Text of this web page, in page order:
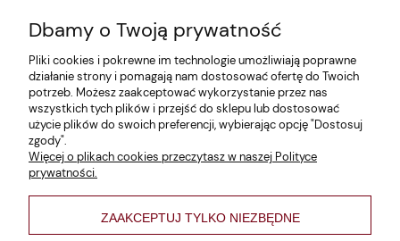
Zwroty i reklamacje
Dane firmy
Jak szukać?
Polityka prywatności
Regulamin
Poltyka cookies
varsaviana
Dbamy o Twoją prywatność
Pliki cookies i pokrewne im technologie umożliwiają poprawne
działanie strony i pomagają nam dostosować ofertę do Twoich
potrzeb. Możesz zaakceptować wykorzystanie przez nas
wszystkich tych plików i przejść do sklepu lub dostosować
użycie plików do swoich preferencji, wybierając opcję "Dostosuj
zgody".
Więcej o plikach cookies przeczytasz w naszej Polityce
prywatności.
ZAAKCEPTUJ TYLKO NIEZBĘDNE